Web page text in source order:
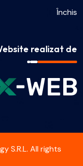
Închis
realizat de
S.R.L. All rights